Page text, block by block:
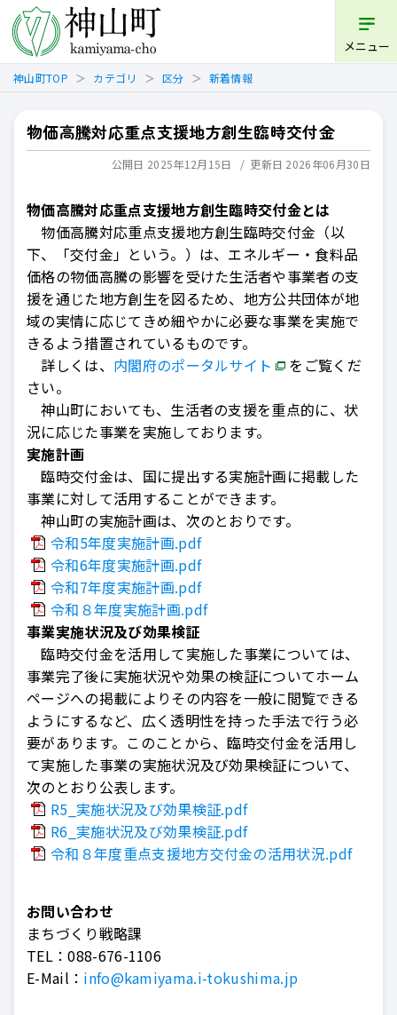
メニュー
神山町TOP カテゴリ 区分 新着情報
物価高騰対応重点支援地方創生臨時交付金
公開日 2025年12月15日 更新日 2026年06月30日
物価高騰対応重点支援地方創生臨時交付金とは
物価高騰対応重点支援地方創生臨時交付金（以
下、「交付金」という。）は、エネルギー・食料品
価格の物価高騰の影響を受けた生活者や事業者の支
援を通じた地方創生を図るため、地方公共団体が地
域の実情に応じてきめ細やかに必要な事業を実施で
きるよう措置されているものです。
詳しくは、 内閣府のポータルサイト
をご覧くだ
さい。
神山町においても、生活者の支援を重点的に、状
況に応じた事業を実施しております。
実施計画
臨時交付金は、国に提出する実施計画に掲載した
事業に対して活用することができます。
神山町の実施計画は、次のとおりです。
令和5年度実施計画.pdf
令和6年度実施計画.pdf
令和7年度実施計画.pdf
令和８年度実施計画.pdf
事業実施状況及び効果検証
臨時交付金を活用して実施した事業については、
事業完了後に実施状況や効果の検証についてホーム
ページへの掲載によりその内容を一般に閲覧できる
ようにするなど、広く透明性を持った手法で行う必
要があります。このことから、臨時交付金を活用し
て実施した事業の実施状況及び効果検証について、
次のとおり公表します。
R5_実施状況及び効果検証.pdf
R6_実施状況及び効果検証.pdf
令和８年度重点支援地方交付金の活用状況.pdf
お問い合わせ
まちづくり戦略課
TEL：088-676-1106
E-Mail： info@kamiyama.i-tokushima.jp